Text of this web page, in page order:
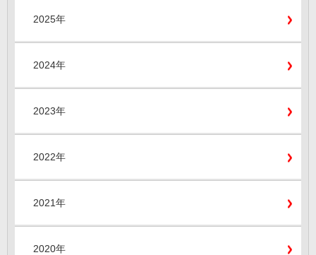
2025年
2024年
2023年
2022年
2021年
2020年